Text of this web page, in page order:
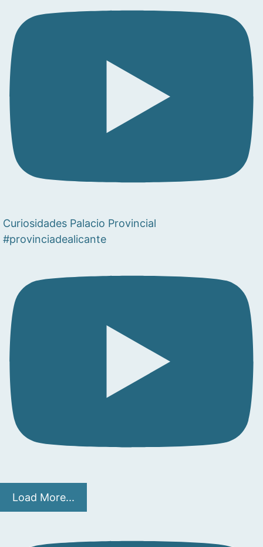
Curiosidades Palacio Provincial
#provinciadealicante
Load More...